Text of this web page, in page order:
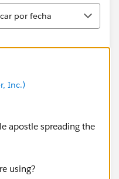
por fecha
Inc.)
apostle spreading the
using?